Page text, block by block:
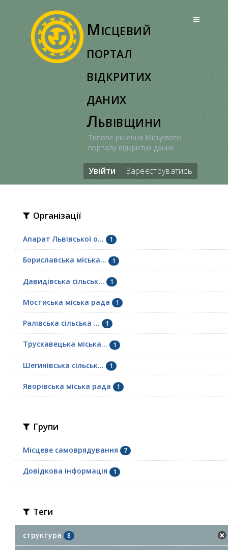
Місцевий
портал
відкритих
даних
Львівщини
Типове рішення Місцевого
порталу відкритих даних
Увійти Зареєструватись
Організації
Апарат Львівської о... 1
Бориславська міська... 1
Давидівська сільськ... 1
Мостиська міська рада 1
Ралівська сільська ... 1
Трускавецька міська... 1
Шегинівська сільськ... 1
Яворівська міська рада 1
Групи
Місцеве самоврядування 7
Довідкова інформація 1
Теги
структура 8